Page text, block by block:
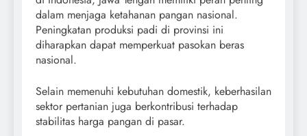
dalam menjaga ketahanan pangan nasional.
Peningkatan produksi padi di provinsi ini
diharapkan dapat memperkuat pasokan beras
nasional.
Selain memenuhi kebutuhan domestik, keberhasilan
sektor pertanian juga berkontribusi terhadap
stabilitas harga pangan di pasar.